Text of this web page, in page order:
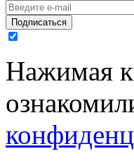
Подписаться
Нажимая